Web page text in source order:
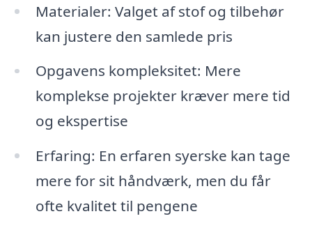
Materialer: Valget af stof og tilbehør
kan justere den samlede pris
Opgavens kompleksitet: Mere
komplekse projekter kræver mere tid
og ekspertise
Erfaring: En erfaren syerske kan tage
mere for sit håndværk, men du får
ofte kvalitet til pengene